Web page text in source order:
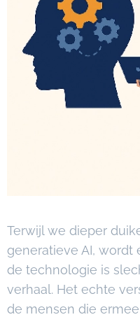
Terwijl we dieper
generatieve AI, wordt
de technologie is
verhaal. Het echte
de mensen die